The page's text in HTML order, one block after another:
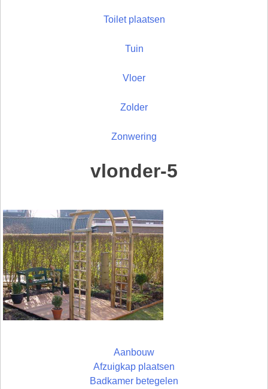
Toilet plaatsen
Tuin
Vloer
Zolder
Zonwering
vlonder-5
Aanbouw
Afzuigkap plaatsen
Badkamer betegelen